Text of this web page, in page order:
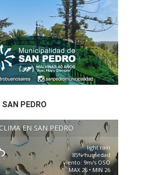
PEDRO
CLIMA EN SAN PEDRO
light rain
85% humedad
viento: 9m/s OSO
MAX 26 • MIN 26